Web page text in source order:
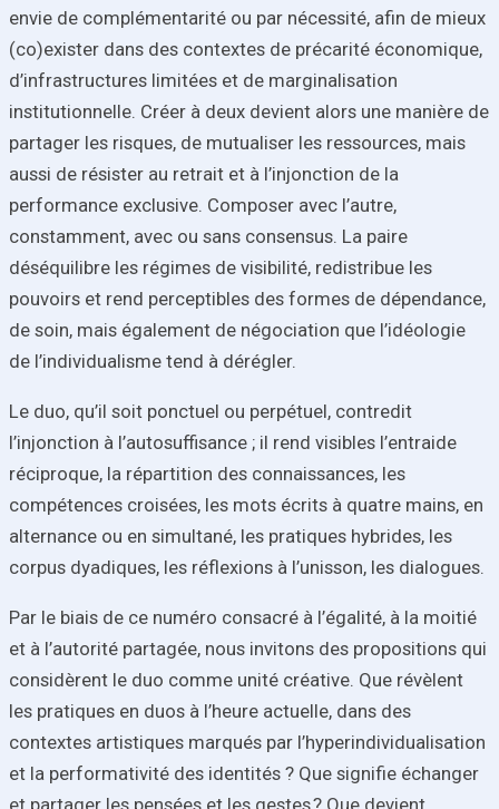
envie de complémentarité ou par nécessité, afin de mieux
(co)exister dans des contextes de précarité économique,
d’infrastructures limitées et de marginalisation
institutionnelle. Créer à deux devient alors une manière de
partager les risques, de mutualiser les ressources, mais
aussi de résister au retrait et à l’injonction de la
performance exclusive. Composer avec l’autre,
constamment, avec ou sans consensus. La paire
déséquilibre les régimes de visibilité, redistribue les
pouvoirs et rend perceptibles des formes de dépendance,
de soin, mais également de négociation que l’idéologie
de l’individualisme tend à dérégler.
Le duo, qu’il soit ponctuel ou perpétuel, contredit
l’injonction à l’autosuffisance ; il rend visibles l’entraide
réciproque, la répartition des connaissances, les
compétences croisées, les mots écrits à quatre mains, en
alternance ou en simultané, les pratiques hybrides, les
corpus dyadiques, les réflexions à l’unisson, les dialogues.
Par le biais de ce numéro consacré à l’égalité, à la moitié
et à l’autorité partagée, nous invitons des propositions qui
considèrent le duo comme unité créative. Que révèlent
les pratiques en duos à l’heure actuelle, dans des
contextes artistiques marqués par l’hyperindividualisation
et la performativité des identités ? Que signifie échanger
et partager les pensées et les gestes ? Que devient